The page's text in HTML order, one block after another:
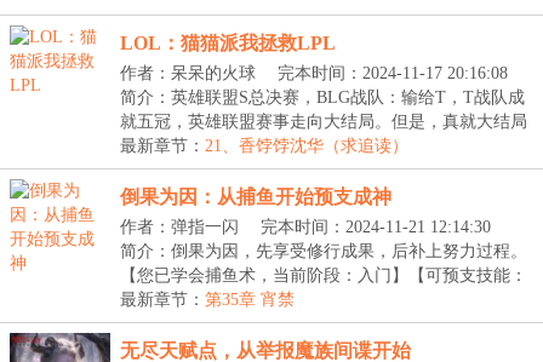
LOL：猫猫派我拯救LPL
作者：呆呆的火球
完本时间：2024-11-17 20:16:08
简介：英雄联盟S总决赛，BLG战队：输给T，T战队成
就五冠，英雄联盟赛事走向大结局。但是，真就大结局
了吗...
最新章节： 21、香饽饽沈华（求追读）
倒果为因：从捕鱼开始预支成神
作者：弹指一闪
完本时间：2024-11-21 12:14:30
简介：倒果为因，先享受修行成果，后补上努力过程。
【您已学会捕鱼术，当前阶段：入门】【可预支技能：
捕...
最新章节： 第35章 宵禁
无尽天赋点，从举报魔族间谍开始